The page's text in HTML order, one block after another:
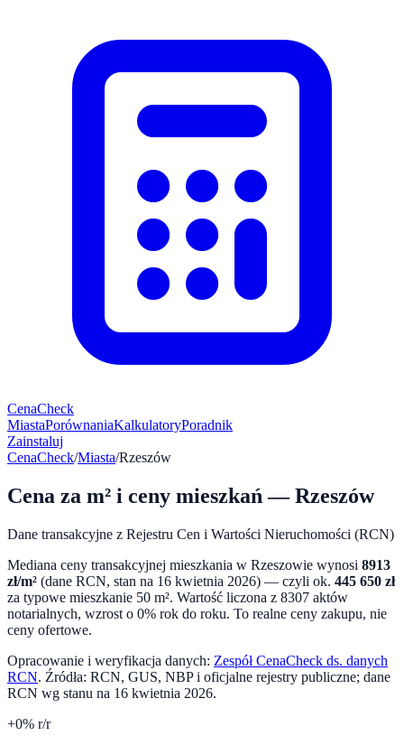
CenaCheck
MiastaPorównaniaKalkulatoryPoradnik
Zainstaluj
CenaCheck/Miasta/Rzeszów
Cena za m² i ceny mieszkań —Rzeszów
Dane transakcyjne z Rejestru Cen i Wartości Nieruchomości (RCN)
Mediana ceny transakcyjnej mieszkania w Rzeszowie wynosi 8913
zł/m² (dane RCN, stan na 16 kwietnia 2026) — czyli ok. 445 650 zł
za typowe mieszkanie 50 m². Wartość liczona z 8307 aktów
notarialnych, wzrost o 0% rok do roku. To realne ceny zakupu, nie
ceny ofertowe.
Opracowanie i weryfikacja danych: Zespół CenaCheck ds. danych
RCN. Źródła: RCN, GUS, NBP i oficjalne rejestry publiczne; dane
RCN wg stanu na 16 kwietnia 2026.
+0% r/r